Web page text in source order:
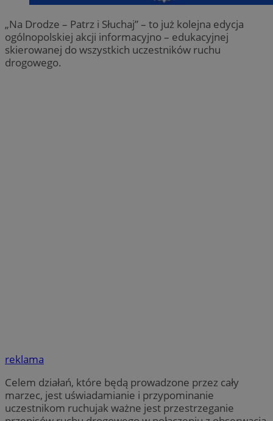
„Na Drodze – Patrz i Słuchaj” – to już kolejna edycja
ogólnopolskiej akcji informacyjno – edukacyjnej
skierowanej do wszystkich uczestników ruchu
drogowego.
reklama
Celem działań, które będą prowadzone przez cały
marzec, jest uświadamianie i przypominanie
uczestnikom ruchujak ważne jest przestrzeganie